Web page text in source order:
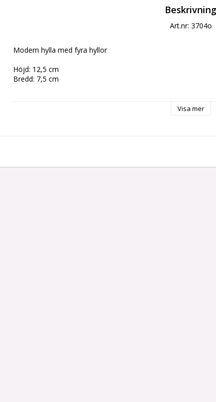
Beskrivning
Art.nr: 3704o
Modern hylla med fyra hyllor
Höjd: 12,5 cm
Bredd: 7,5 cm
Visa mer